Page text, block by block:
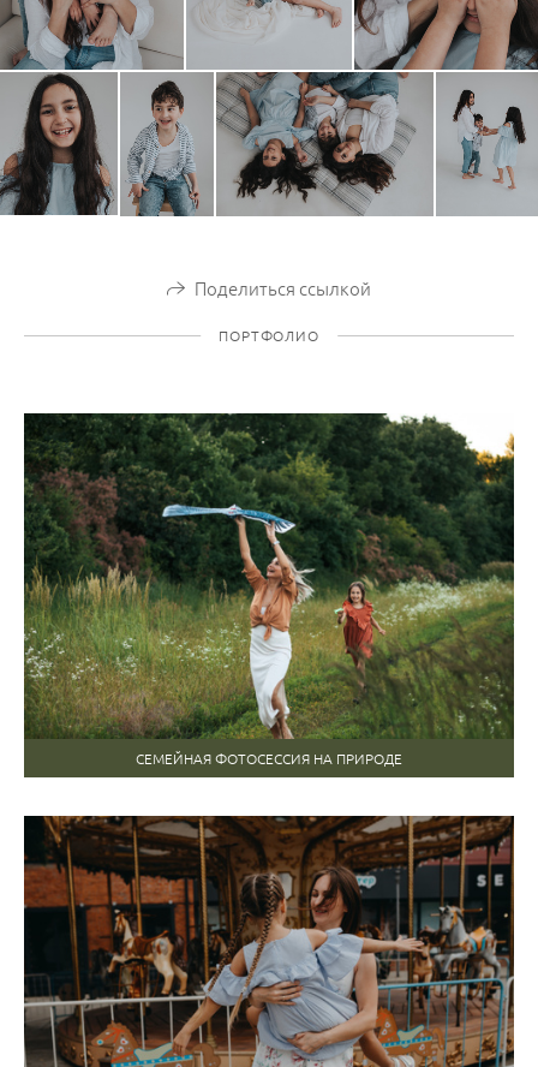
Поделиться ссылкой
ПОРТФОЛИО
СЕМЕЙНАЯ ФОТОСЕССИЯ НА ПРИРОДЕ